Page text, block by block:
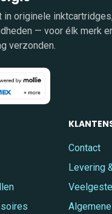
originele
— voor élk merk
verzonden.
Contact
Levering